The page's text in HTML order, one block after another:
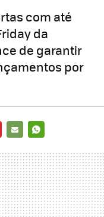
com até
da
de garantir
por
MAIL